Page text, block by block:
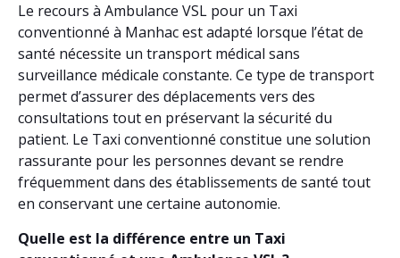
Le recours à Ambulance VSL pour un Taxi
conventionné à Manhac est adapté lorsque l’état de
santé nécessite un transport médical sans
surveillance médicale constante. Ce type de transport
permet d’assurer des déplacements vers des
consultations tout en préservant la sécurité du
patient. Le Taxi conventionné constitue une solution
rassurante pour les personnes devant se rendre
fréquemment dans des établissements de santé tout
en conservant une certaine autonomie.
Quelle est la différence entre un Taxi